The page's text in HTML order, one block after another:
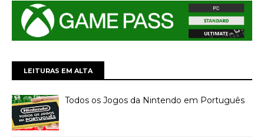
LEITURAS EM ALTA
Todos os Jogos da Nintendo em Português